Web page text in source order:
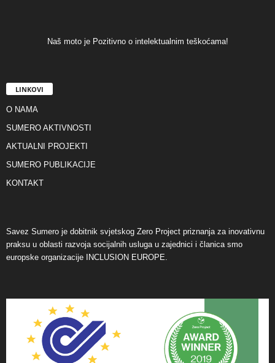
Naš moto je Pozitivno o intelektualnim teškoćama!
LINKOVI
O NAMA
SUMERO AKTIVNOSTI
AKTUALNI PROJEKTI
SUMERO PUBLIKACIJE
KONTAKT
Savez Sumero je dobitnik svjetskog Zero Project priznanja za inovativnu
praksu u oblasti razvoja socijalnih usluga u zajednici i članica smo
europske organizacije INCLUSION EUROPE.